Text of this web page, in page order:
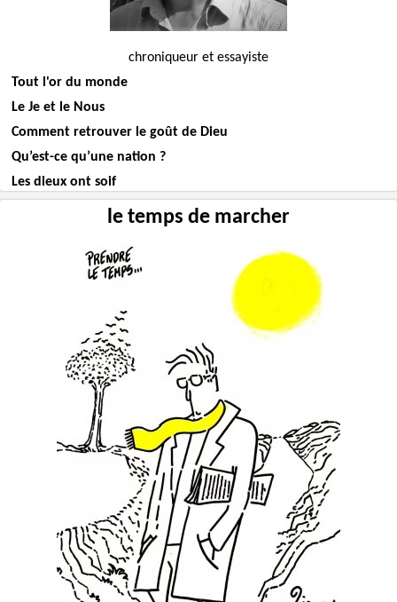
chroniqueur et essayiste
Tout l'or du monde
Le Je et le Nous
Comment retrouver le goût de Dieu
Qu’est-ce qu’une nation ?
Les dieux ont soif
le temps de marcher